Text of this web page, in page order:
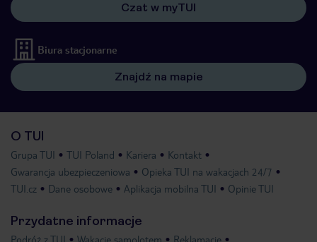
Czat w myTUI
Biura stacjonarne
Znajdź na mapie
O TUI
Grupa TUI TUI Poland Kariera
Kontakt
Gwarancja ubezpieczeniowa
Opieka TUI na wakacjach 24/7
TUI.cz
Dane osobowe Aplikacja mobilna TUI Opinie TUI
Przydatne informacje
Podróż z TUI Wakacje samolotem Reklamacje